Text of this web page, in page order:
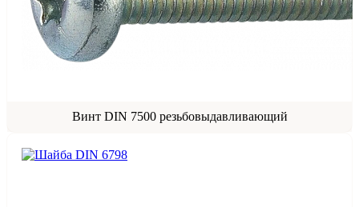
Винт DIN 7500 резьбовыдавливающий